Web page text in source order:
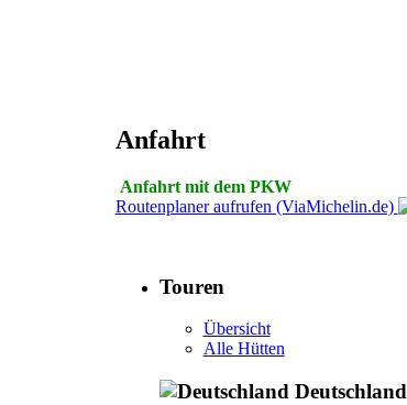
Anfahrt
Anfahrt mit dem PKW
Routenplaner aufrufen (ViaMichelin.de)
Touren
Übersicht
Alle Hütten
Deutschland